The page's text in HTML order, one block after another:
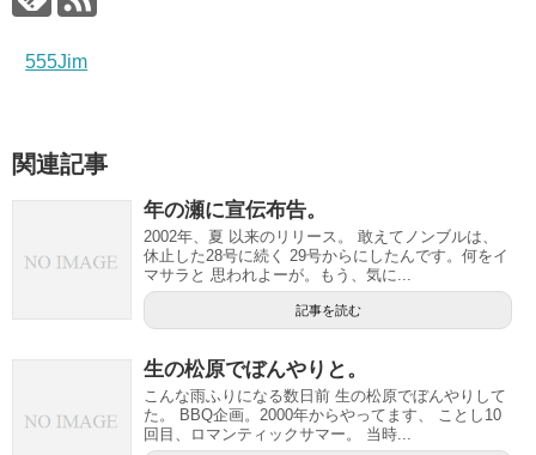
555Jim
関連記事
年の瀬に宣伝布告。
2002年、夏 以来のリリース。 敢えてノンブルは、
休止した28号に続く 29号からにしたんです。何をイ
マサラと 思われよーが。もう、気に...
記事を読む
生の松原でぼんやりと。
こんな雨ふりになる数日前 生の松原でぼんやりして
た。 BBQ企画。2000年からやってます、 ことし10
回目、ロマンティックサマー。 当時...